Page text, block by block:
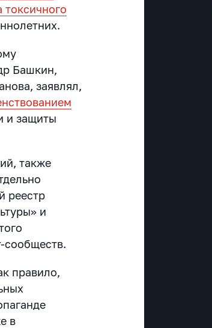
токсичного
Башкин,
заявлял,
и защиты
также
реестр
и
сообществ.
правило,
в